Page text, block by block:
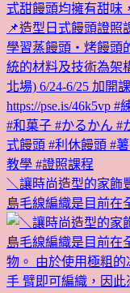
＼讓時尚造型的家飾
島毛線編織是目前在